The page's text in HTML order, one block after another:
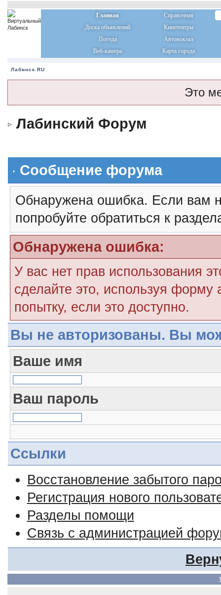
Главная
Справочная
Доска объявлений
Кинотеатры
Погода
Автовокзал
Веб-камера
Карта города
Лабинск.RU
Это
Лабинский Форум
Сообщение форума
Обнаружена ошибка. Если вам
попробуйте обратиться к
Обнаружена ошибка:
У вас нет прав использования
сделайте это, используя форму
попытку, если это доступно.
Вы не авторизованы. Вы
Ваше имя
Ваш пароль
Ссылки
Восстановление забытого
Регистрация нового
Разделы помощи
Связь с администрацией